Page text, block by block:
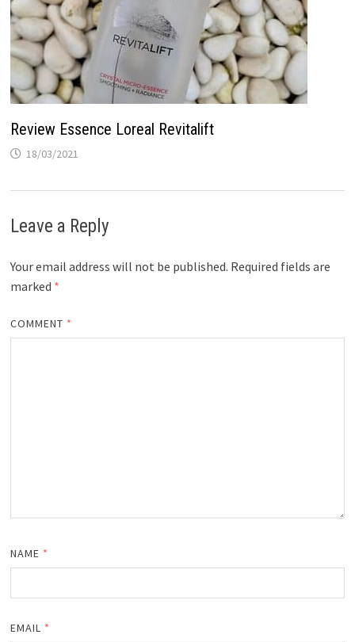
Review Essence Loreal Revitalift
18/03/2021
Leave a Reply
Your email address will not be published. Required fields are
marked *
COMMENT *
NAME *
EMAIL *